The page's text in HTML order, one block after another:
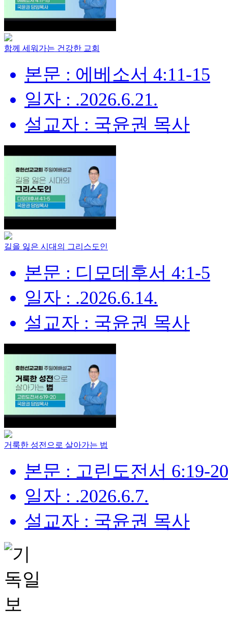
함께 세워가는 건강한 교회
본문 : 에베소서 4:11-15
일자 : .2026.6.21.
설교자 : 국윤권 목사
길을 잃은 시대의 그리스도인
본문 : 디모데후서 4:1-5
일자 : .2026.6.14.
설교자 : 국윤권 목사
거룩한 성전으로 살아가는 법
본문 : 고린도전서 6:19-20
일자 : .2026.6.7.
설교자 : 국윤권 목사